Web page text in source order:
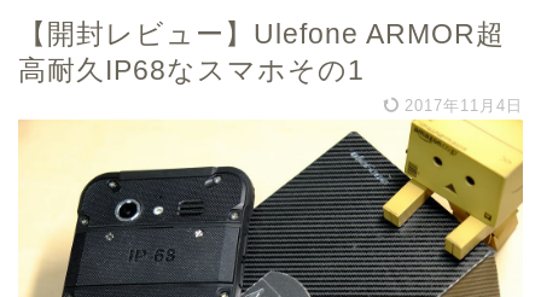
【開封レビュー】Ulefone ARMOR超
高耐久IP68なスマホその1
2017年11月4日